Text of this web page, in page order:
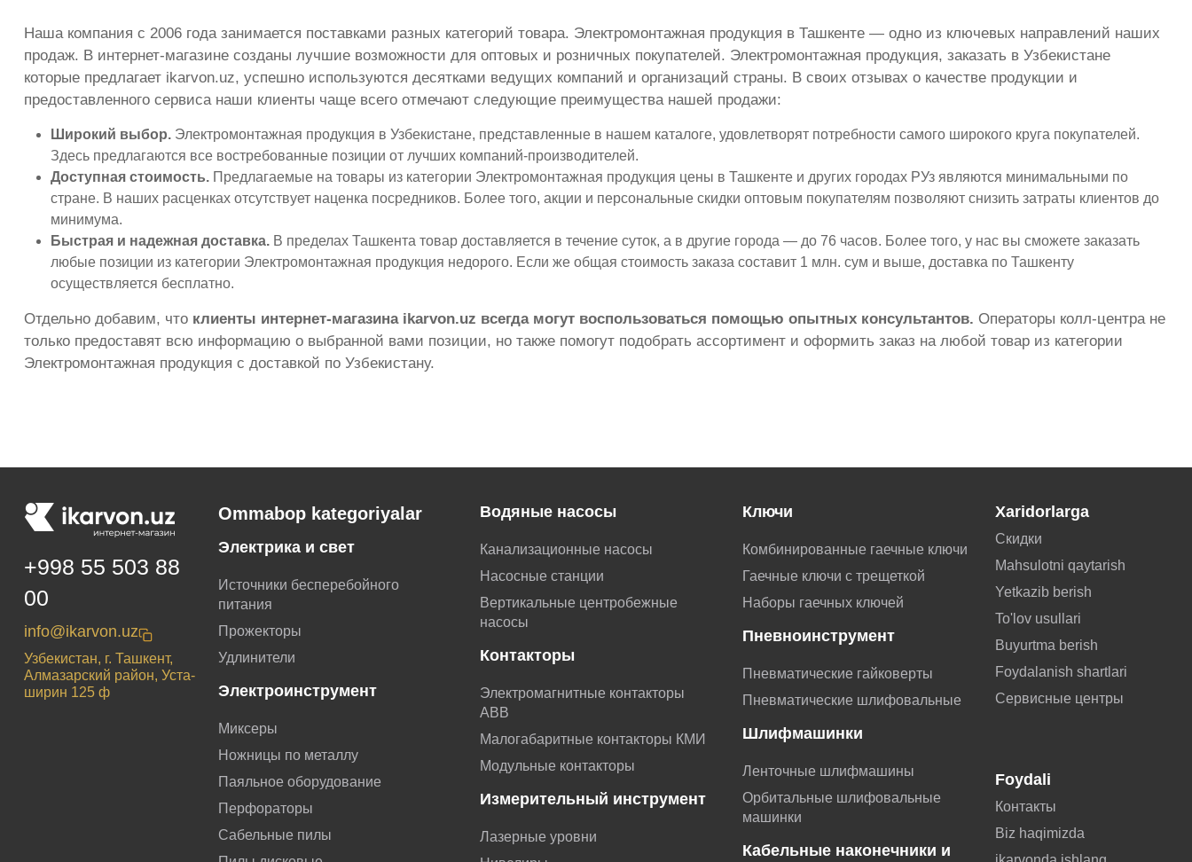
Наша компания с 2006 года занимается поставками разных категорий товара. Электромонтажная продукция в Ташкенте — одно из ключевых направлений наших
продаж. В интернет-магазине созданы лучшие возможности для оптовых и розничных покупателей. Электромонтажная продукция, заказать в Узбекистане
которые предлагает ikarvon.uz, успешно используются десятками ведущих компаний и организаций страны. В своих отзывах о качестве продукции и
предоставленного сервиса наши клиенты чаще всего отмечают следующие преимущества нашей продажи:
Широкий выбор. Электромонтажная продукция в Узбекистане, представленные в нашем каталоге, удовлетворят потребности самого широкого круга покупателей.
Здесь предлагаются все востребованные позиции от лучших компаний-производителей.
Доступная стоимость. Предлагаемые на товары из категории Электромонтажная продукция цены в Ташкенте и других городах РУз являются минимальными по
стране. В наших расценках отсутствует наценка посредников. Более того, акции и персональные скидки оптовым покупателям позволяют снизить затраты клиентов до
минимума.
Быстрая и надежная доставка. В пределах Ташкента товар доставляется в течение суток, а в другие города — до 76 часов. Более того, у нас вы сможете заказать
любые позиции из категории Электромонтажная продукция недорого. Если же общая стоимость заказа составит 1 млн. сум и выше, доставка по Ташкенту
осуществляется бесплатно.
Отдельно добавим, что клиенты интернет-магазина ikarvon.uz всегда могут воспользоваться помощью опытных консультантов. Операторы колл-центра не
только предоставят всю информацию о выбранной вами позиции, но также помогут подобрать ассортимент и оформить заказ на любой товар из категории
Электромонтажная продукция с доставкой по Узбекистану.
+998 55 503 88
00
info@ikarvon.uz
Узбекистан, г. Ташкент,
Алмазарский район, Уста-
ширин 125 ф
Ommabop kategoriyalar
Электрика и свет
Источники бесперебойного
питания
Прожекторы
Удлинители
Электроинструмент
Миксеры
Ножницы по металлу
Паяльное оборудование
Перфораторы
Сабельные пилы
Водяные насосы
Канализационные насосы
Насосные станции
Вертикальные центробежные
насосы
Контакторы
Электромагнитные контакторы
АВВ
Малогабаритные контакторы КМИ
Модульные контакторы
Измерительный инструмент
Лазерные уровни
Ключи
Комбинированные гаечные ключи
Гаечные ключи с трещеткой
Наборы гаечных ключей
Пневноинструмент
Пневматические гайковерты
Пневматические шлифовальные
Шлифмашинки
Ленточные шлифмашины
Орбитальные шлифовальные
машинки
Кабельные наконечники и
Xaridorlarga
Скидки
Mahsulotni qaytarish
Yetkazib berish
To'lov usullari
Buyurtma berish
Foydalanish shartlari
Сервисные центры
Foydali
Контакты
Biz haqimizda